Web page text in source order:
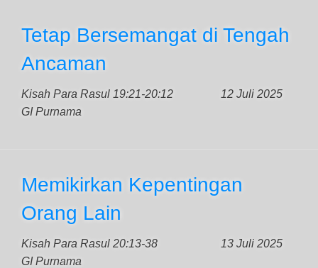
Tetap Bersemangat di Tengah
Ancaman
Kisah Para Rasul 19:21-20:12
12 Juli 2025
GI Purnama
Memikirkan Kepentingan
Orang Lain
Kisah Para Rasul 20:13-38
13 Juli 2025
GI Purnama